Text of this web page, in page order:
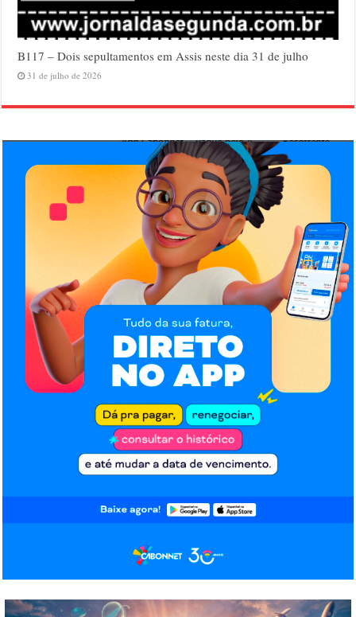
B117 – Dois sepultamentos em Assis neste dia 31 de julho
31 de julho de 2026